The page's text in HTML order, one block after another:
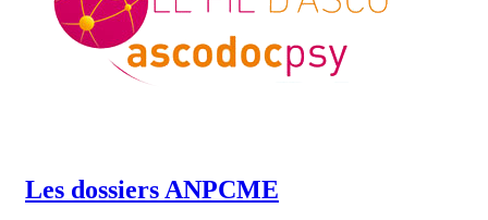
Les dossiers ANPCME